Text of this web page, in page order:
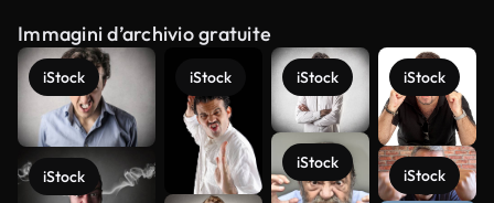
Immagini d’archivio gratuite
iStock
iStock
iStock iStock
iStock
iStock
iStock